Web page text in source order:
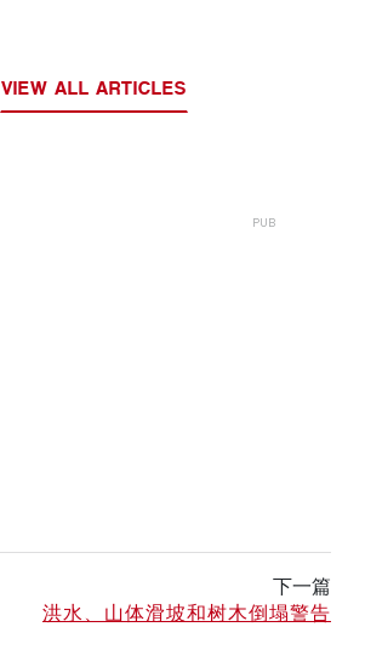
VIEW ALL ARTICLES
下一篇
洪水、山体滑坡和树木倒塌警告